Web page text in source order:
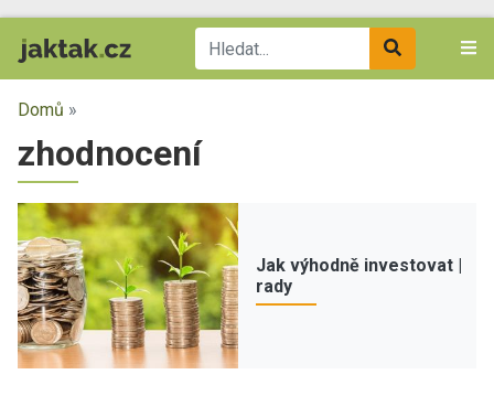
Domů »
zhodnocení
Jak výhodně investovat |
rady